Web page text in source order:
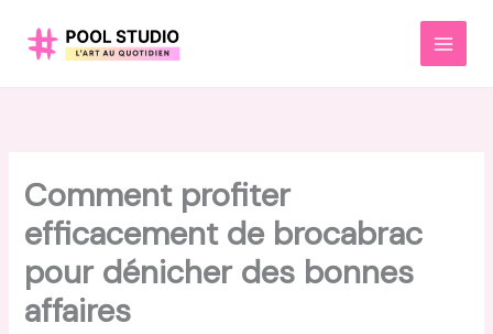
MAIN
Comment profiter
efficacement de brocabrac
pour dénicher des bonnes
affaires